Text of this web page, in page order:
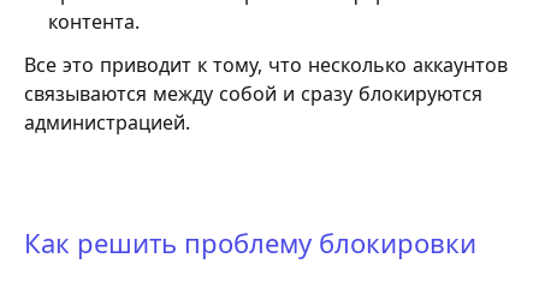
контента.
Все это приводит к тому, что несколько аккаунтов
связываются между собой и сразу блокируются
администрацией.
Как решить проблему блокировки